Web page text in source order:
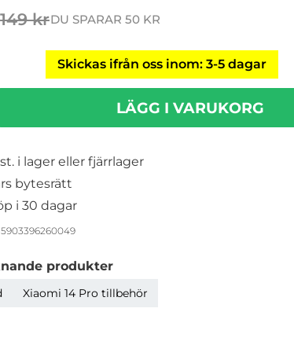
tidigare pris
149 krDU SPARAR 50 KR
Skickas ifrån oss inom: 3-5 dagar
LÄGG I VARUKORG
i lager eller fjärrlager
bytesrätt
i 30 dagar
produkter
Xiaomi 14 Pro tillbehör